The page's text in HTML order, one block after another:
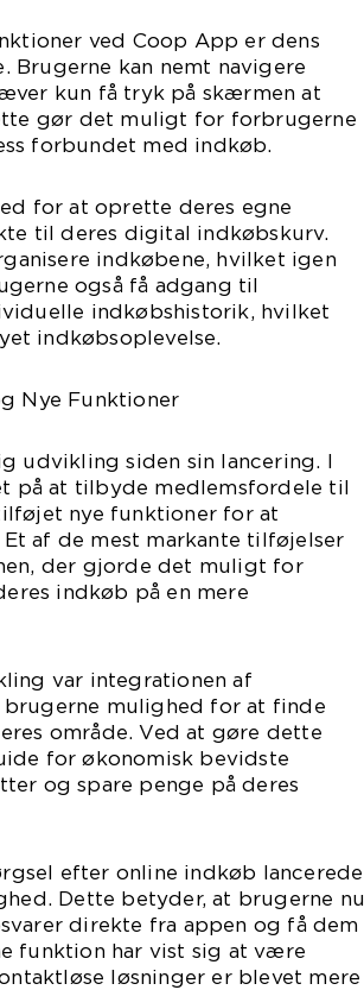
ved Coop App er dens
kan nemt navigere
kun få tryk på skærmen at
gør det muligt for forbrugerne
forbundet med indkøb.
for at oprette deres egne
til deres digital indkøbskurv.
indkøbene, hvilket igen
også få adgang til
indkøbshistorik, hvilket
indkøbsoplevelse.
Nye Funktioner
udvikling siden sin lancering. I
på at tilbyde medlemsfordele til
nye funktioner for at
af de mest markante tilføjelser
der gjorde det muligt for
indkøb på en mere
var integrationen af
mulighed for at finde
område. Ved at gøre dette
for økonomisk bevidste
og spare penge på deres
efter online indkøb lancerede
Dette betyder, at brugerne nu
direkte fra appen og få dem
funktion har vist sig at være
løsninger er blevet mere